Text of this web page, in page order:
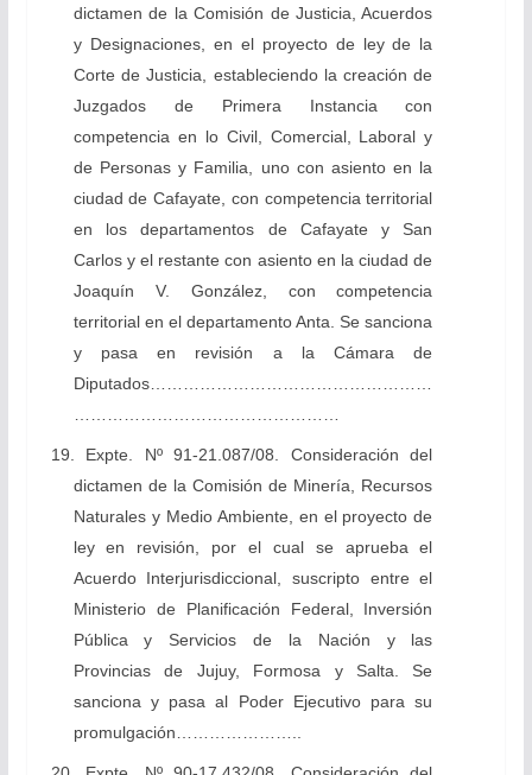
dictamen de la Comisión de Justicia, Acuerdos
y Designaciones, en el proyecto de ley de la
Corte de Justicia, estableciendo la creación de
Juzgados de Primera Instancia con
competencia en lo Civil, Comercial, Laboral y
de Personas y Familia, uno con asiento en la
ciudad de Cafayate, con competencia territorial
en los departamentos de Cafayate y San
Carlos y el restante con asiento en la ciudad de
Joaquín V. González, con competencia
territorial en el departamento Anta. Se sanciona
y pasa en revisión a la Cámara de
Diputados……………………………………………
…………………………………………
19. Expte. Nº 91-21.087/08. Consideración del
dictamen de la Comisión de Minería, Recursos
Naturales y Medio Ambiente, en el proyecto de
ley en revisión, por el cual se aprueba el
Acuerdo Interjurisdiccional, suscripto entre el
Ministerio de Planificación Federal, Inversión
Pública y Servicios de la Nación y las
Provincias de Jujuy, Formosa y Salta. Se
sanciona y pasa al Poder Ejecutivo para su
promulgación…………………..